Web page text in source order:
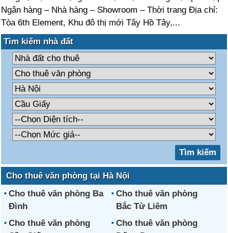
Ngân hàng – Nhà hàng – Showroom – Thời trang Địa chỉ:
Tòa 6th Element, Khu đô thị mới Tây Hồ Tây,...
Tìm kiếm nhà đất
Cho thuê văn phòng tại Hà Nội
Cho thuê văn phòng Ba
Đình
Cho thuê văn phòng
Bắc Từ Liêm
Cho thuê văn phòng
Cho thuê văn phòng